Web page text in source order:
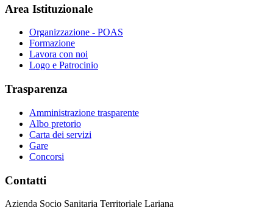
Area Istituzionale
Organizzazione - POAS
Formazione
Lavora con noi
Logo e Patrocinio
Trasparenza
Amministrazione trasparente
Albo pretorio
Carta dei servizi
Gare
Concorsi
Contatti
Azienda Socio Sanitaria Territoriale Lariana